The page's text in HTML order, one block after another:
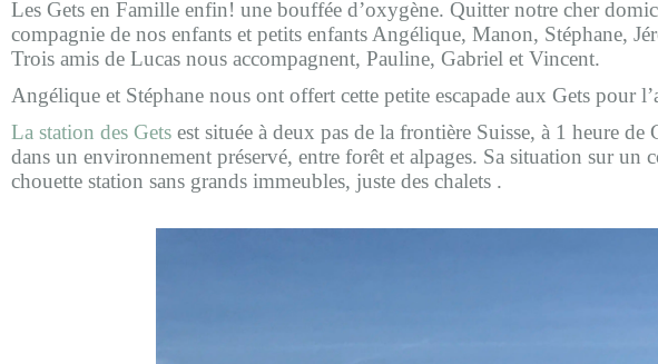
Les Gets en Famille enfin! une bouffée d’oxygène. Quitter notre cher
compagnie de nos enfants et petits enfants Angélique, Manon, Stéphane,
Trois amis de Lucas nous accompagnent, Pauline, Gabriel et Vincent.
Angélique et Stéphane nous ont offert cette petite escapade aux Gets pour
La station des Gets est située à deux pas de la frontière Suisse, à 1 heure
dans un environnement préservé, entre forêt et alpages. Sa situation sur
chouette station sans grands immeubles, juste des chalets .